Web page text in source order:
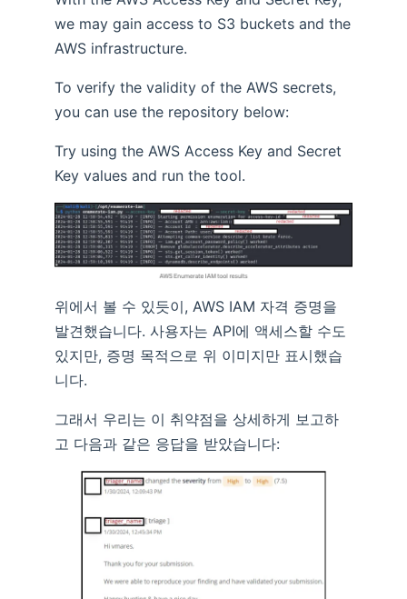
we may gain access to S3 buckets and the
AWS infrastructure.
To verify the validity of the AWS secrets,
you can use the repository below:
Try using the AWS Access Key and Secret
Key values and run the tool.
위에서 볼 수 있듯이, AWS IAM 자격 증명을
발견했습니다. 사용자는 API에 액세스할 수도
있지만, 증명 목적으로 위 이미지만 표시했습
니다.
그래서 우리는 이 취약점을 상세하게 보고하
고 다음과 같은 응답을 받았습니다: